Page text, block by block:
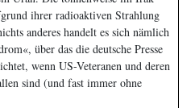
ihrer radioaktiven Strahlung
anderes handelt es sich nämlich
über das die deutsche Presse
wenn US-Veteranen und deren
sind (und fast immer ohne